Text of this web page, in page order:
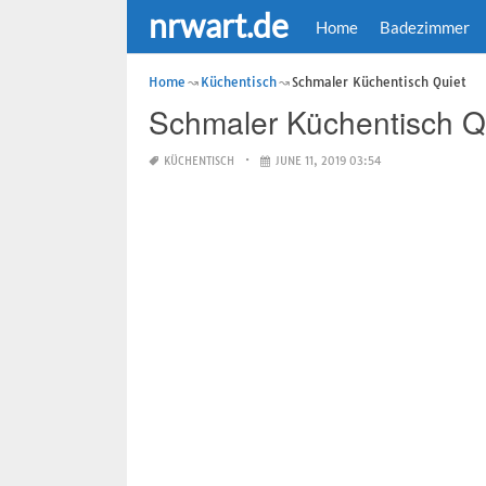
nrwart.de Home Badezimmer
Home Küchentisch Schmaler Küchentisch Quiet
Schmaler Küchentisch
KÜCHENTISCH JUNE 11, 2019 03:54